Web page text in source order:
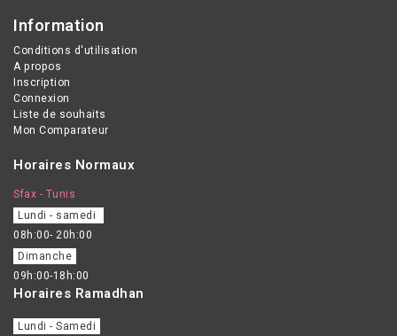
Information
Conditions d'utilisation
A propos
Inscription
Connexion
Liste de souhaits
Mon Comparateur
Horaires Normaux
Sfax - Tunis
Lundi - samedi
08h:00- 20h:00
Dimanche
09h:00-18h:00
Horaires Ramadhan
Lundi - Samedi